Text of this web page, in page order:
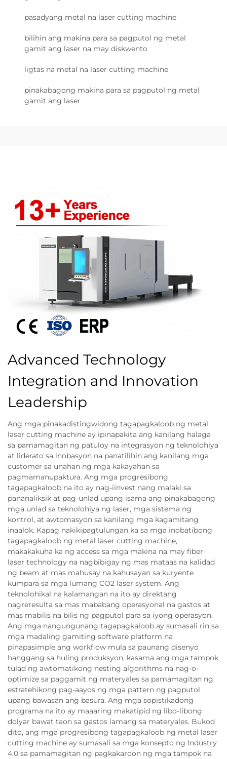
pasadyang metal na laser cutting machine
bilihin ang makina para sa pagputol ng metal
gamit ang laser na may diskwento
ligtas na metal na laser cutting machine
pinakabagong makina para sa pagputol ng metal
gamit ang laser
Advanced Technology
Integration and Innovation
Leadership
Ang mga pinakadistingwidong tagapagkaloob ng metal
laser cutting machine ay ipinapakita ang kanilang halaga
sa pamamagitan ng patuloy na integrasyon ng teknolohiya
at liderato sa inobasyon na panatilihin ang kanilang mga
customer sa unahan ng mga kakayahan sa
pagmamanupaktura. Ang mga progresibong
tagapagkaloob na ito ay nag-iinvest nang malaki sa
pananaliksik at pag-unlad upang isama ang pinakabagong
mga unlad sa teknolohiya ng laser, mga sistema ng
kontrol, at awtomasyon sa kanilang mga kagamitang
inaalok. Kapag nakikipagtulungan ka sa mga inobatibong
tagapagkaloob ng metal laser cutting machine,
makakakuha ka ng access sa mga makina na may fiber
laser technology na nagbibigay ng mas mataas na kalidad
ng beam at mas mahusay na kahusayan sa kuryente
kumpara sa mga lumang CO2 laser system. Ang
teknolohikal na kalamangan na ito ay direktang
nagreresulta sa mas mababang operasyonal na gastos at
mas mabilis na bilis ng pagputol para sa iyong operasyon.
Ang mga nangungunang tagapagkaloob ay sumasali rin sa
mga madaling gamiting software platform na
pinapasimple ang workflow mula sa paunang disenyo
hanggang sa huling produksyon, kasama ang mga tampok
tulad ng awtomatikong nesting algorithms na nag-o-
optimize sa paggamit ng materyales sa pamamagitan ng
estratehikong pag-aayos ng mga pattern ng pagputol
upang bawasan ang basura. Ang mga sopistikadong
programa na ito ay maaaring makatipid ng libo-libong
dolyar bawat taon sa gastos lamang sa materyales. Bukod
dito, ang mga progresibong tagapagkaloob ng metal laser
cutting machine ay sumasali sa mga konsepto ng Industry
4.0 sa pamamagitan ng pagkakaroon ng mga tampok na